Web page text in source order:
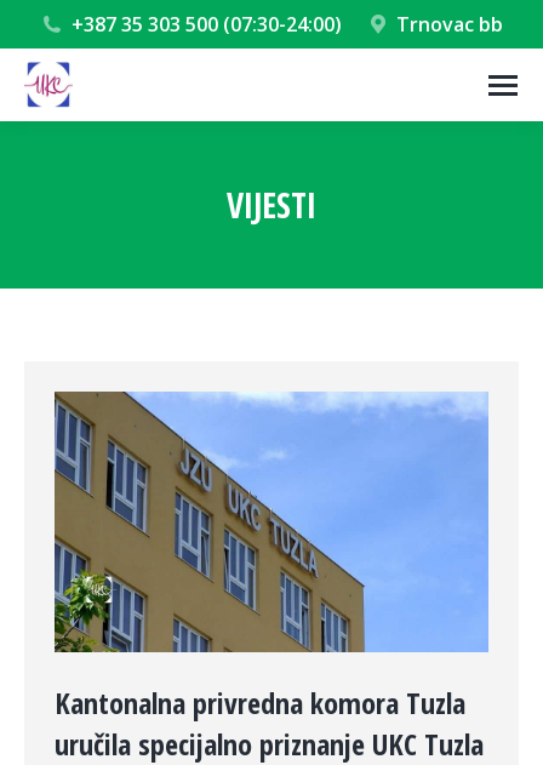
+387 35 303 500 (07:30-24:00) Trnovac bb
VIJESTI
Kantonalna privredna komora Tuzla
uručila specijalno priznanje UKC Tuzla